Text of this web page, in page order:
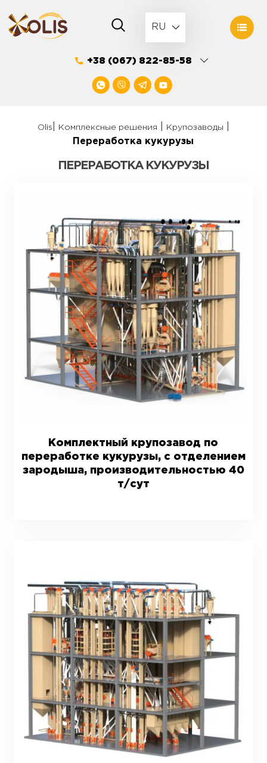
to
content
RU
+38 (067) 822-85-58
Olis Комплексные решения Крупозаводы
Переработка кукурузы
ПЕРЕРАБОТКА КУКУРУЗЫ
Комплектный крупозавод по
переработке кукурузы, с отделением
зародыша, производительностью 40
т/сут